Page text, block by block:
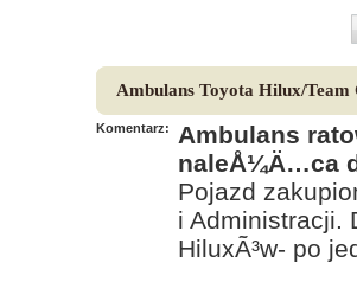
Ambulans Toyota Hilux/Team
Komentarz:
Ambulans
naleÅ¼Ä…ca
Pojazd
i Administracji.
HiluxÃ³w- po